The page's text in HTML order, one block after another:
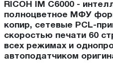
RICOH IM C6000 -
полноцветное МФУ
копир, сетевые PCL-
скоростью печати 60
всех режимах и
автоподатчиком